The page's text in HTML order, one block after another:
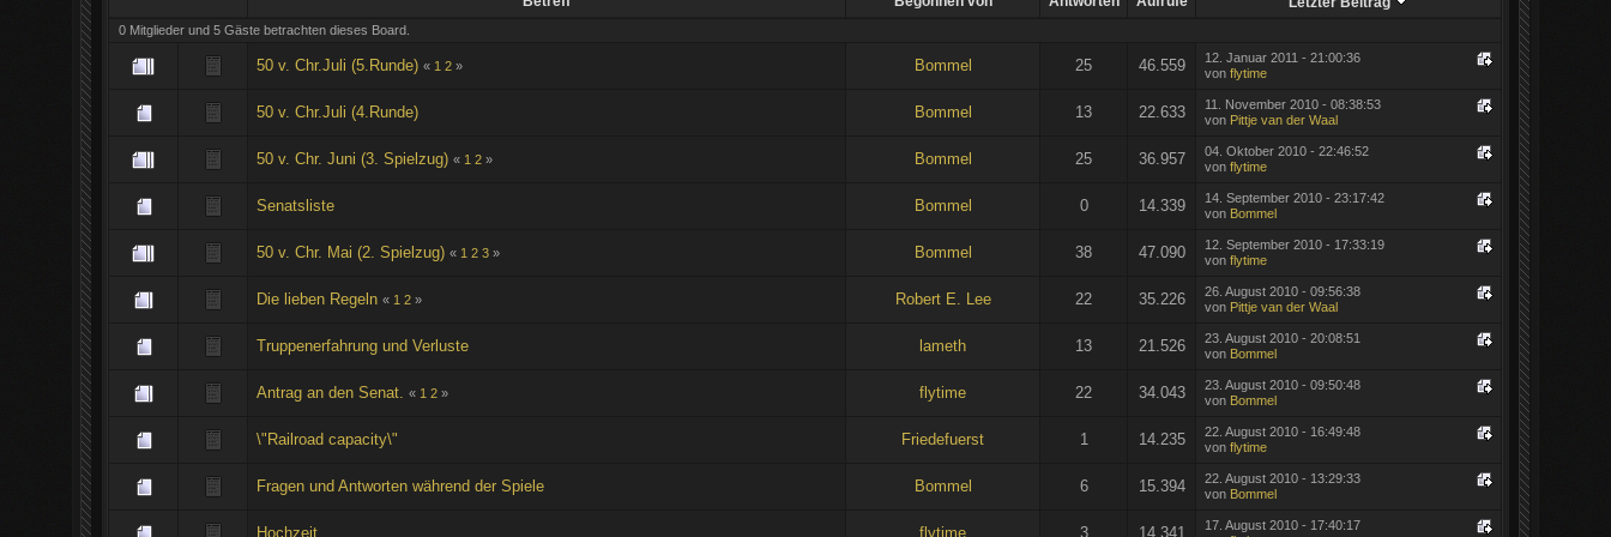
0 Mitglieder und 5 Gäste betrachten dieses Board.
50 v. Chr.Juli (5.Runde) « 1 2» Bommel 25 46.559
12. Januar 2011 - 21:00:36
von flytime
50 v. Chr.Juli (4.Runde) Bommel 13 22.633
11. November 2010 - 08:38:53
von Pittje van der Waal
50 v. Chr. Juni (3. Spielzug) « 1 2» Bommel 25 36.957
04. Oktober 2010 - 22:46:52
von flytime
Senatsliste Bommel 0 14.339
14. September 2010 - 23:17:42
von Bommel
50 v. Chr. Mai (2. Spielzug) « 1 2 3» Bommel 38 47.090
12. September 2010 - 17:33:19
von flytime
Die lieben Regeln « 1 2» Robert E. Lee 22 35.226
26. August 2010 - 09:56:38
von Pittje van der Waal
Truppenerfahrung und Verluste lameth 13 21.526
23. August 2010 - 20:08:51
von Bommel
Antrag an den Senat. « 1 2» flytime 22 34.043
23. August 2010 - 09:50:48
von Bommel
\"Railroad capacity\" Friedefuerst 1 14.235
22. August 2010 - 16:49:48
von flytime
Fragen und Antworten während der Spiele Bommel 6 15.394
22. August 2010 - 13:29:33
von Bommel
Hochzeit flytime 3 14.341
17. August 2010 - 17:40:17